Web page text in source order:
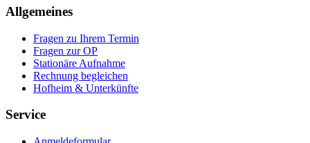
Allgemeines
Fragen zu Ihrem Termin
Fragen zur OP
Stationäre Aufnahme
Rechnung begleichen
Hofheim & Unterkünfte
Service